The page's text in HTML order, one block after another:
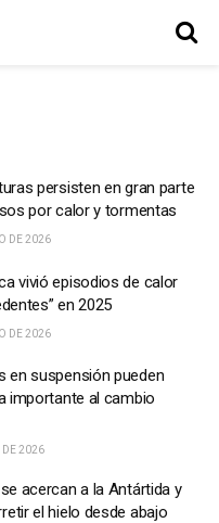
persisten en gran parte
por calor y tormentas
DE 2026
vivió episodios de calor
en 2025
DE 2026
en suspensión pueden
importante al cambio
DE 2026
acercan a la Antártida y
el hielo desde abajo